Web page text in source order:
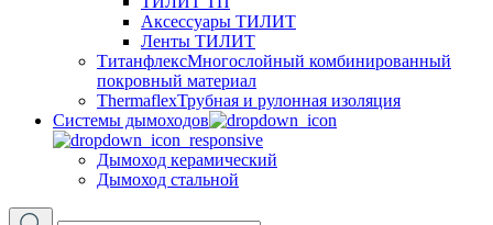
Аксессуары ТИЛИТ
Ленты ТИЛИТ
ТитанфлексМногослойный комбинированный
покровный материал
ThermaflexТрубная и рулонная изоляция
Cистемы дымоходов
Дымоход керамический
Дымоход стальной